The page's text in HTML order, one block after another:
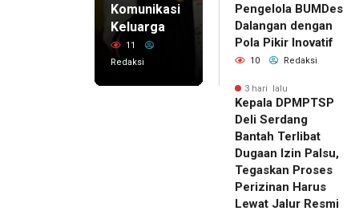
Komunikasi
Keluarga
11
Redaksi
Pengelola BUMDes
Dalangan dengan
Pola Pikir Inovatif
10 Redaksi
3 hari lalu
Kepala DPMPTSP
Deli Serdang
Bantah Terlibat
Dugaan Izin Palsu,
Tegaskan Proses
Perizinan Harus
Lewat Jalur Resmi